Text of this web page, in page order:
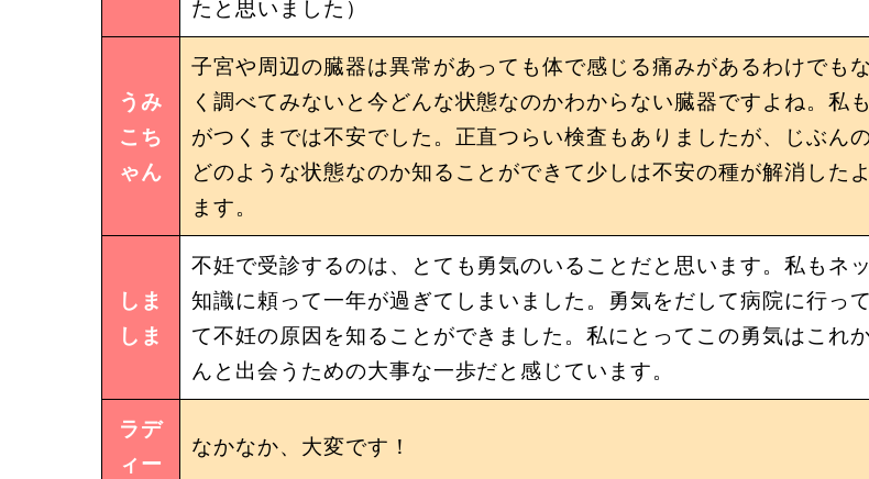
たと思いました）
うみ
こち
ゃん
子宮や周辺の臓器は異常があっても体で感じる痛みがあるわけでも
く調べてみないと今どんな状態なのかわからない臓器ですよね。私
がつくまでは不安でした。正直つらい検査もありましたが、じぶん
どのような状態なのか知ることができて少しは不安の種が解消した
ます。
しま
しま
不妊で受診するのは、とても勇気のいることだと思います。私もネ
知識に頼って一年が過ぎてしまいました。勇気をだして病院に行っ
て不妊の原因を知ることができました。私にとってこの勇気はこれ
んと出会うための大事な一歩だと感じています。
ラデ
ィー
なかなか、大変です！